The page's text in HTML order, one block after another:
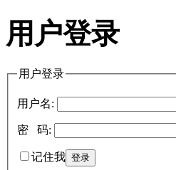
用户登录
用户登录
用户名:
密 码:
记住我